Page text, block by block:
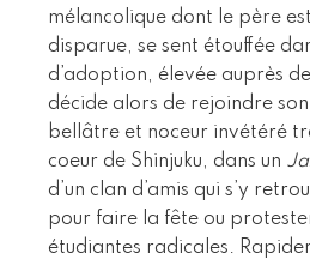
mélancolique dont le père
disparue, se sent étouffée
d’adoption, élevée auprès
décide alors de rejoindre
bellâtre et noceur invétéré
coeur de Shinjuku, dans un
d’un clan d’amis qui s’y
pour faire la fête ou
étudiantes radicales.